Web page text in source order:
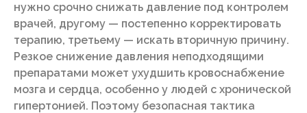
нужно срочно снижать давление под контролем
врачей, другому — постепенно корректировать
терапию, третьему — искать вторичную причину.
Резкое снижение давления неподходящими
препаратами может ухудшить кровоснабжение
мозга и сердца, особенно у людей с хронической
гипертонией. Поэтому безопасная тактика